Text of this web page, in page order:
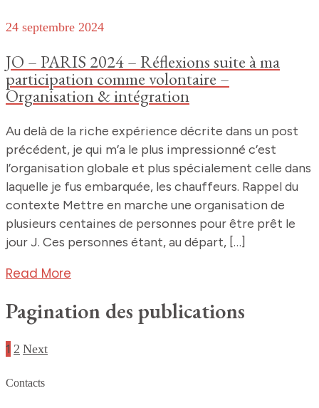
24 septembre 2024
JO – PARIS 2024 – Réflexions suite à ma
participation comme volontaire –
Organisation & intégration
Au delà de la riche expérience décrite dans un post
précédent, je qui m’a le plus impressionné c’est
l’organisation globale et plus spécialement celle dans
laquelle je fus embarquée, les chauffeurs. Rappel du
contexte Mettre en marche une organisation de
plusieurs centaines de personnes pour être prêt le
jour J. Ces personnes étant, au départ, […]
Read More
Pagination des publications
1 2 Next
Contacts